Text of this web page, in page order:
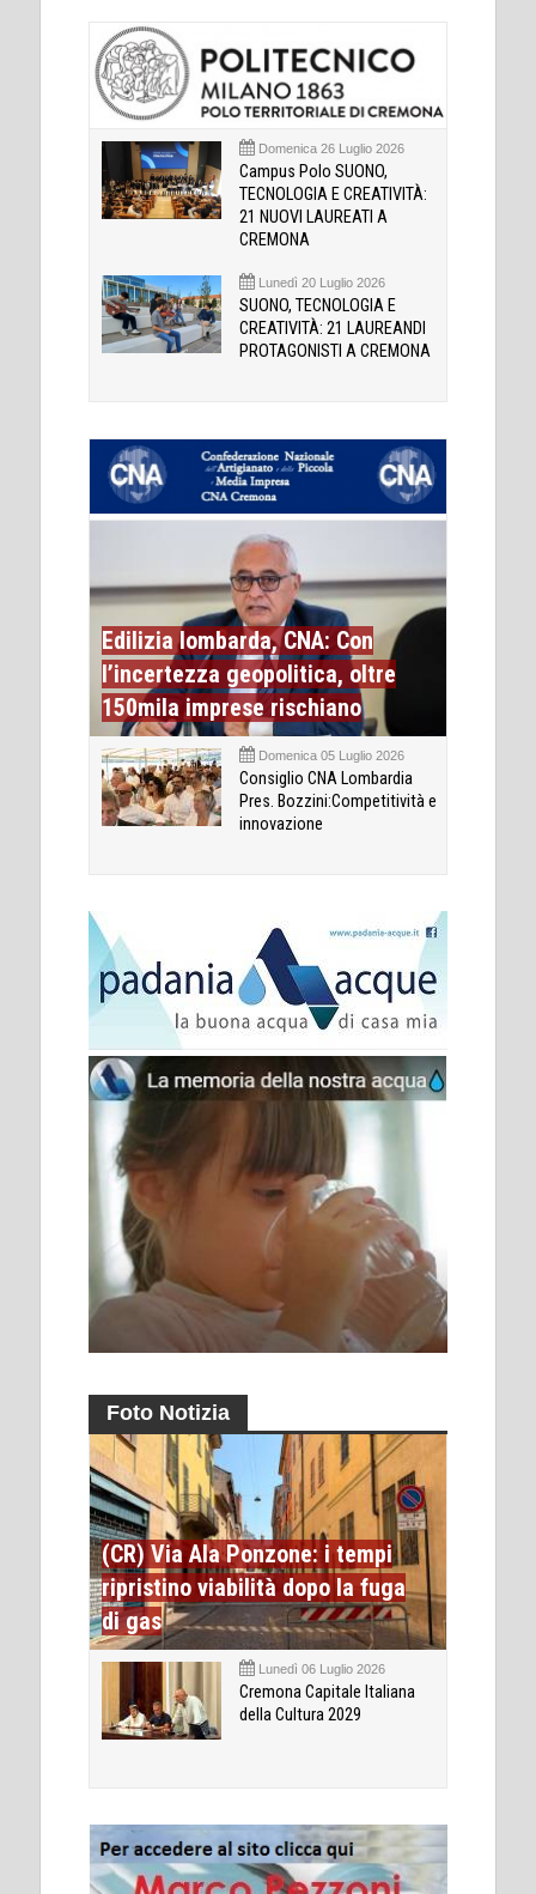
Domenica 26 Luglio 2026
Campus Polo SUONO,
TECNOLOGIA E CREATIVITÀ:
21 NUOVI LAUREATI A
CREMONA
Lunedì 20 Luglio 2026
SUONO, TECNOLOGIA E
CREATIVITÀ: 21 LAUREANDI
PROTAGONISTI A CREMONA
Edilizia lombarda, CNA: Con
l’incertezza geopolitica, oltre
150mila imprese rischiano
Domenica 05 Luglio 2026
Consiglio CNA Lombardia
Pres. Bozzini:Competitività e
innovazione
Foto Notizia
(CR) Via Ala Ponzone: i tempi
ripristino viabilità dopo la fuga
di gas
Lunedì 06 Luglio 2026
Cremona Capitale Italiana
della Cultura 2029